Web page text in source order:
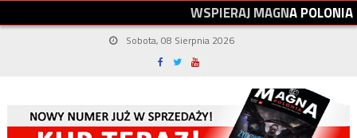
WSPIERAJMAGNAPOLONIA
Sobota, 08 Sierpnia 2026